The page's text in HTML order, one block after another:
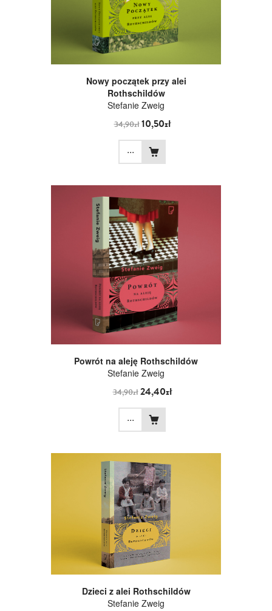
Nowy początek przy alei
Rothschildów
Stefanie Zweig
34,90zł10,50zł
...
Powrót na aleję Rothschildów
Stefanie Zweig
34,90zł24,40zł
...
Dzieci z alei Rothschildów
Stefanie Zweig